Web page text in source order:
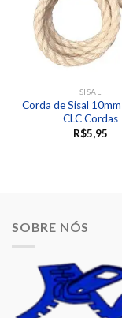
SISAL
Corda de Sisal
CLC Cordas
R$5,95
SOBRE NÓS